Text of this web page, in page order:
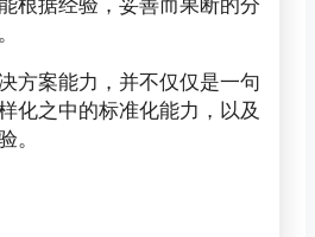
方案能力，并不仅仅是一句
化之中的标准化能力，以及
。